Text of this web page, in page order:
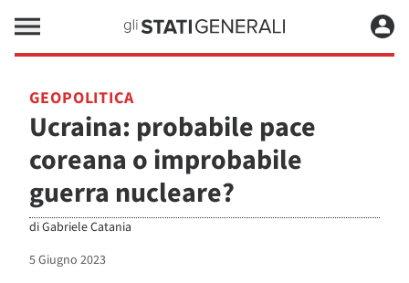
GEOPOLITICA
Ucraina: probabile pace
coreana o improbabile
guerra nucleare?
diGabriele Catania
5 Giugno 2023